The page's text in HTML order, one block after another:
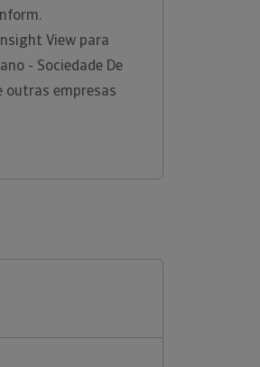
View para
- Sociedade De
outras empresas